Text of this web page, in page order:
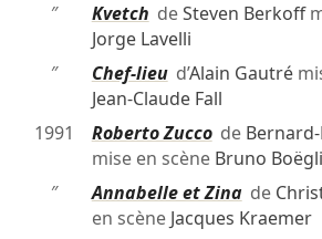
″
Kvetch deSteven Berkoff
Jorge Lavelli
″
Chef-lieud’Alain Gautré
Jean-Claude Fall
1991
Roberto Zuccode
mise en scène Bruno
″
Annabelle et Zinade
en scène Jacques Kraemer